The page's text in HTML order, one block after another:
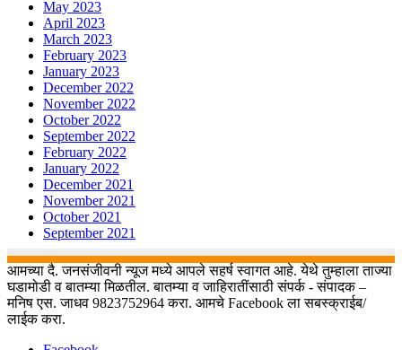
May 2023
April 2023
March 2023
February 2023
January 2023
December 2022
November 2022
October 2022
September 2022
February 2022
January 2022
December 2021
November 2021
October 2021
September 2021
आमच्या दै. जनसंजीवनी न्यूज मध्ये आपले सहर्ष स्वागत आहे. येथे तुम्हाला ताज्या
घडामोडी व बातम्या मिळतील. बातम्या व जाहिरातींसाठी संपर्क - संपादक –
मनिष एस. जाधव 9823752964 करा. आमचे Facebook ला सबस्क्राईब/
लाईक करा.